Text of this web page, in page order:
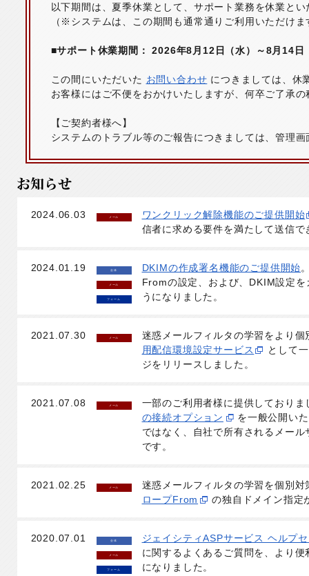
以下期間は、夏季休業として、サポート業務を休業とい
（※システムは、この期間も通常通りご利用いただけま
■サポート休業期間： 2026年8月12日（水）～8月14日
この間にいただいた お問い合わせ につきましては、休
お客様にはご不便をおかけいたしますが、何卒ご了承
【ご契約者様へ】
システムのトラブル等のご報告につきましては、管理
お知らせ
2024.06.03 メール
ワンクリック解除機能のご提供開始
信者に求める要件を満たして送信
2024.01.19 全体
メール
フォーム
DKIMの作成署名機能のご提供開始
Fromの設定、および、DKIM設定
うになりました。
2021.07.30 メール
迷惑メールフィルタの学習をより
用配信環境設定サービス
として
ジをリリースしました。
2021.07.08 メール
一部のご利用者様に提供しておりま
の接続オプション
を一般公開い
ではなく、自社で所有されるメー
です。
2021.02.25 メール
迷惑メールフィルタの学習を個別
ロープFrom
の独自ドメイン指定
2020.07.01 全体
メール
フォーム
ジェイシティASPサービス ヘルプ
に関するよくあるご質問を、より
になりました。